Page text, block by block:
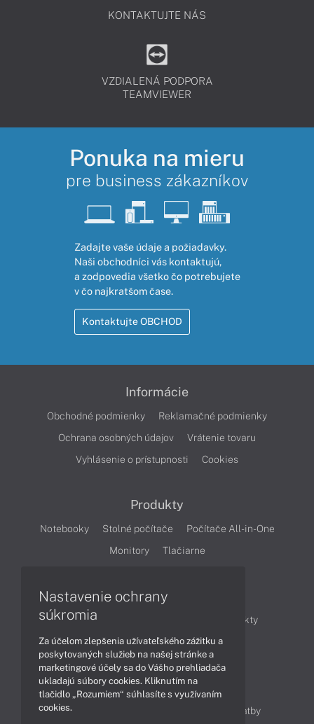
KONTAKTUJTE NÁS
VZDIALENÁ PODPORA
TEAMVIEWER
Ponuka na mieru
pre business zákazníkov
Zadajte vaše údaje a požiadavky.
Naši obchodníci vás kontaktujú,
a zodpovedia všetko čo potrebujete
v čo najkratšom čase.
Kontaktujte OBCHOD
Informácie
Obchodné podmienky
Reklamačné podmienky
Ochrana osobných údajov
Vrátenie tovaru
Vyhlásenie o prístupnosti
Cookies
Produkty
Notebooky Stolné počítače
Počítače All-in-One
Monitory
Tlačiarne
Články
Obchodné informácie
Produkty
Technológie
Videá
Obsah
Ako nakupovať Možnosti doručenia a platby
Nastavenie ochrany
súkromia
Za účelom zlepšenia užívateľského zážitku a
poskytovaných služieb na našej stránke a
marketingové účely sa do Vášho prehliadača
ukladajú súbory cookies. Kliknutím na
tlačidlo „Rozumiem“ súhlasíte s využívaním
cookies.